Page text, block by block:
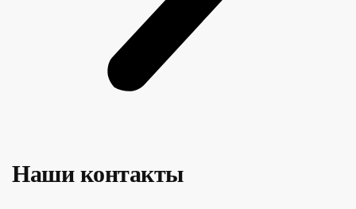
Наши контакты